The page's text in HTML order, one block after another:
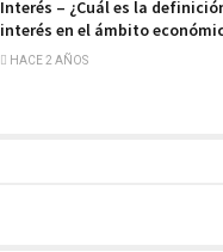
Interés – ¿Cuál es la
interés en el ámbito
HACE 2 AÑOS